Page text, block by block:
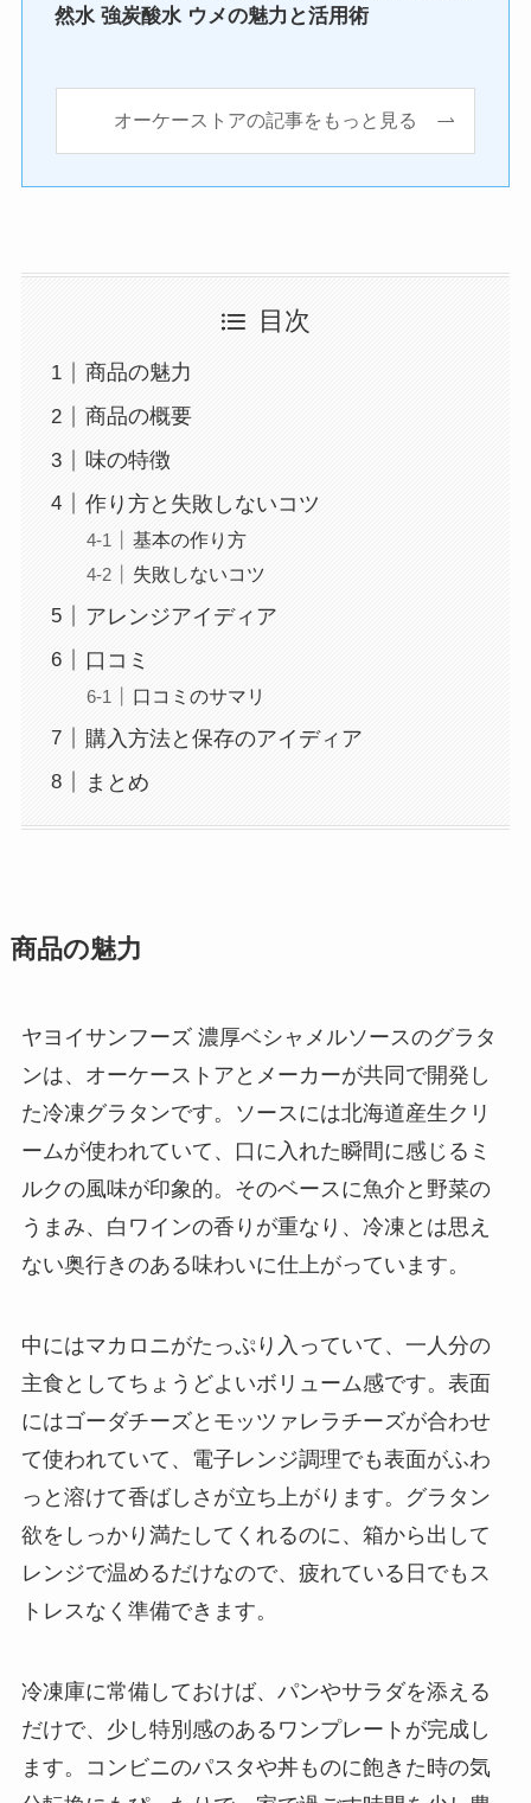
然水 強炭酸水 ウメの魅力と活用術
オーケーストアの記事をもっと見る
目次
商品の魅力
商品の概要
味の特徴
作り方と失敗しないコツ
基本の作り方
失敗しないコツ
アレンジアイディア
口コミ
口コミのサマリ
購入方法と保存のアイディア
まとめ
商品の魅力
ヤヨイサンフーズ 濃厚ベシャメルソースのグラタ
ンは、オーケーストアとメーカーが共同で開発し
た冷凍グラタンです。ソースには北海道産生クリ
ームが使われていて、口に入れた瞬間に感じるミ
ルクの風味が印象的。そのベースに魚介と野菜の
うまみ、白ワインの香りが重なり、冷凍とは思え
ない奥行きのある味わいに仕上がっています。
中にはマカロニがたっぷり入っていて、一人分の
主食としてちょうどよいボリューム感です。表面
にはゴーダチーズとモッツァレラチーズが合わせ
て使われていて、電子レンジ調理でも表面がふわ
っと溶けて香ばしさが立ち上がります。グラタン
欲をしっかり満たしてくれるのに、箱から出して
レンジで温めるだけなので、疲れている日でもス
トレスなく準備できます。
冷凍庫に常備しておけば、パンやサラダを添える
だけで、少し特別感のあるワンプレートが完成し
ます。コンビニのパスタや丼ものに飽きた時の気